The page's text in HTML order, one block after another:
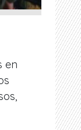
en